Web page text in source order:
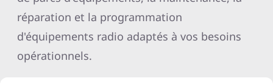
réparation et la programmation
d'équipements radio adaptés à vos besoins
opérationnels.